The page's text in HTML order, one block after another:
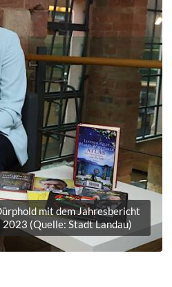
mit dem Jahresbericht
(Quelle: Stadt Landau)